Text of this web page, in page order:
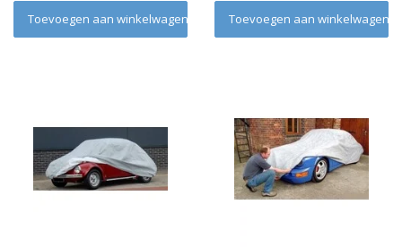
Toevoegen aan winkelwagen Toevoegen aan winkelwagen